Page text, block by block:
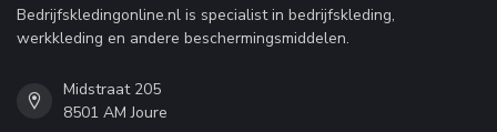
Bedrijfskledingonline.nl is specialist in bedrijfskleding,
werkkleding en andere beschermingsmiddelen.
Midstraat 205
8501 AM Joure